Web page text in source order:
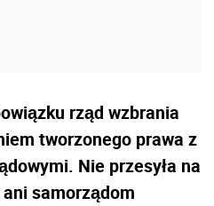
rząd wzbrania
tworzonego prawa z
Nie przesyła na
samorządom